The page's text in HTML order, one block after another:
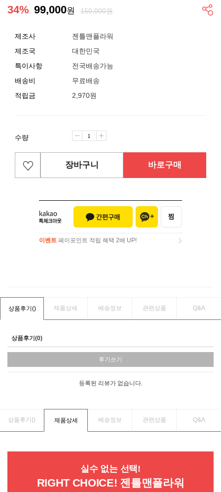
34% 99,000원 150,000원
제조사
젠틀맨플라워
제조국
대한민국
특이사항
전국배송가능
배송비
무료배송
적립금
2,970원
수량
장바구니 바로구매
이벤트 페이포인트 적립 혜택 2배 UP!
상품후기() 제품상세 배송정보 관련상품 Q&A
상품후기(0)
후기쓰기
등록된 리뷰가 없습니다.
상품후기() 제품상세 배송정보 관련상품 Q&A
실수 없는 선택!
RIGHT CHOICE! 젠틀맨플라워